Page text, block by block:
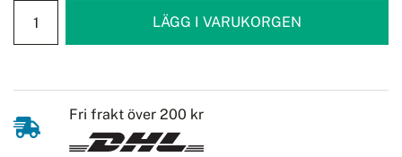
Fri frakt över 200 kr